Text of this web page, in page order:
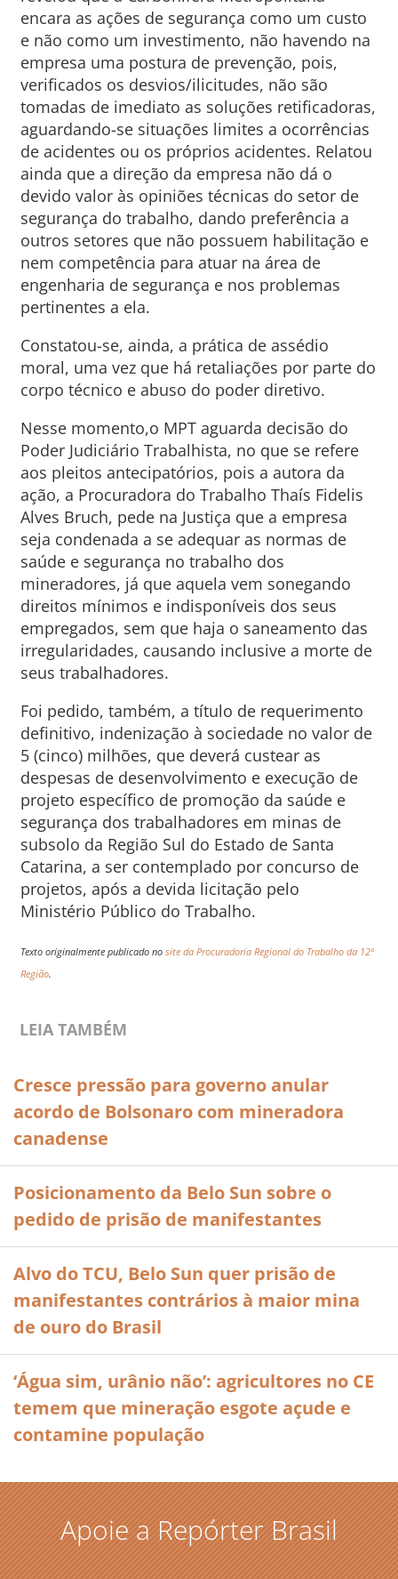
encara as ações de segurança como um custo
e não como um investimento, não havendo na
empresa uma postura de prevenção, pois,
verificados os desvios/ilicitudes, não são
tomadas de imediato as soluções retificadoras,
aguardando-se situações limites a ocorrências
de acidentes ou os próprios acidentes. Relatou
ainda que a direção da empresa não dá o
devido valor às opiniões técnicas do setor de
segurança do trabalho, dando preferência a
outros setores que não possuem habilitação e
nem competência para atuar na área de
engenharia de segurança e nos problemas
pertinentes a ela.
Constatou-se, ainda, a prática de assédio
moral, uma vez que há retaliações por parte do
corpo técnico e abuso do poder diretivo.
Nesse momento,o MPT aguarda decisão do
Poder Judiciário Trabalhista, no que se refere
aos pleitos antecipatórios, pois a autora da
ação, a Procuradora do Trabalho Thaís Fidelis
Alves Bruch, pede na Justiça que a empresa
seja condenada a se adequar as normas de
saúde e segurança no trabalho dos
mineradores, já que aquela vem sonegando
direitos mínimos e indisponíveis dos seus
empregados, sem que haja o saneamento das
irregularidades, causando inclusive a morte de
seus trabalhadores.
Foi pedido, também, a título de requerimento
definitivo, indenização à sociedade no valor de
5 (cinco) milhões, que deverá custear as
despesas de desenvolvimento e execução de
projeto específico de promoção da saúde e
segurança dos trabalhadores em minas de
subsolo da Região Sul do Estado de Santa
Catarina, a ser contemplado por concurso de
projetos, após a devida licitação pelo
Ministério Público do Trabalho.
Texto originalmente publicado no site da Procuradoria Regional do Trabalho da 12º
Região.
LEIA TAMBÉM
Cresce pressão para governo anular
acordo de Bolsonaro com mineradora
canadense
Posicionamento da Belo Sun sobre o
pedido de prisão de manifestantes
Alvo do TCU, Belo Sun quer prisão de
manifestantes contrários à maior mina
de ouro do Brasil
‘Água sim, urânio não’: agricultores no CE
temem que mineração esgote açude e
contamine população
Apoie a Repórter Brasil